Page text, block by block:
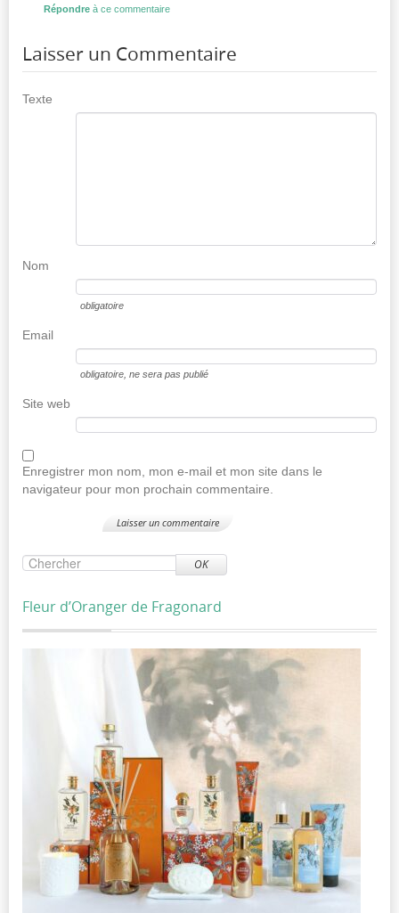
Répondre à ce commentaire
Laisser un Commentaire
Texte
Nom
obligatoire
Email
obligatoire , ne sera pas publié
Site web
Enregistrer mon nom, mon e-mail et mon site dans le
navigateur pour mon prochain commentaire.
OK
Fleur d’Oranger de Fragonard